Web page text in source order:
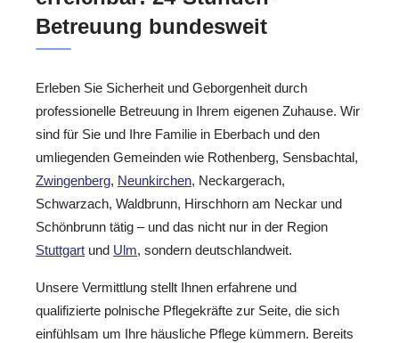
Betreuung bundesweit
Erleben Sie Sicherheit und Geborgenheit durch
professionelle Betreuung in Ihrem eigenen Zuhause. Wir
sind für Sie und Ihre Familie in Eberbach und den
umliegenden Gemeinden wie Rothenberg, Sensbachtal,
Zwingenberg, Neunkirchen, Neckargerach,
Schwarzach, Waldbrunn, Hirschhorn am Neckar und
Schönbrunn tätig – und das nicht nur in der Region
Stuttgart und Ulm, sondern deutschlandweit.
Unsere Vermittlung stellt Ihnen erfahrene und
qualifizierte polnische Pflegekräfte zur Seite, die sich
einfühlsam um Ihre häusliche Pflege kümmern. Bereits